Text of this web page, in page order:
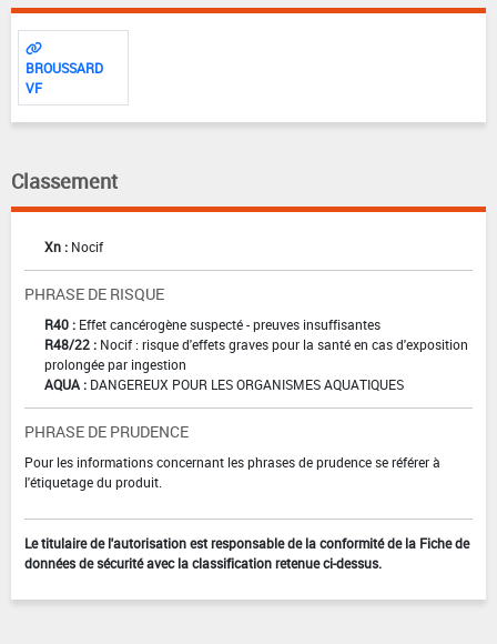
BROUSSARD
VF
Classement
Xn : Nocif
PHRASE DE RISQUE
R40 : Effet cancérogène suspecté - preuves insuffisantes
R48/22 : Nocif : risque d'effets graves pour la santé en cas d'exposition
prolongée par ingestion
AQUA : DANGEREUX POUR LES ORGANISMES AQUATIQUES
PHRASE DE PRUDENCE
Pour les informations concernant les phrases de prudence se référer à
l'étiquetage du produit.
Le titulaire de l'autorisation est responsable de la conformité de la Fiche de
données de sécurité avec la classification retenue ci-dessus.